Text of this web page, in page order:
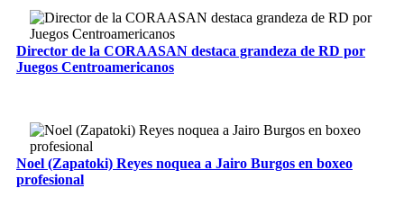
Director de la CORAASAN destaca grandeza de RD por
Juegos Centroamericanos
Noel (Zapatoki) Reyes noquea a Jairo Burgos en boxeo
profesional